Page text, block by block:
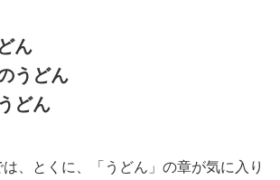
ん
うどん
どん
、とくに、「うどん」の章が気に入り